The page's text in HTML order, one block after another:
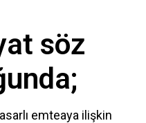
söz
emteaya ilişkin